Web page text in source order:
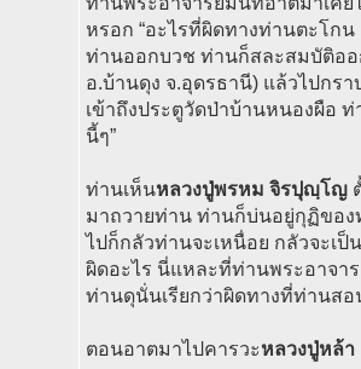
หรอก “อะไรที่ผิดทางท่านตะโก
ท่านออกบวช ท่านก็สละสมบัติอ
อ.บ้านดุง จ.อุดรธานี) แล้วไปกร
เข้าถึงประตูวัดป่าบ้านหนองผือ
นี้ๆ”
ท่านเห็นหลวงปู่พรหม จิรปุญฺโญ
มาถวายท่าน ท่านก็บ่นอยู่กุฏิของ
ไปก็กลัวท่านจะเหนื่อย กลัวจะเ
ผิดอะไร นี่แหละที่ท่านพระอาจา
ท่านดุนั่นเรียกว่าผิดทางที่ท่านส
ตอนอาตมาไปคารวะหลวงปู่หล้า